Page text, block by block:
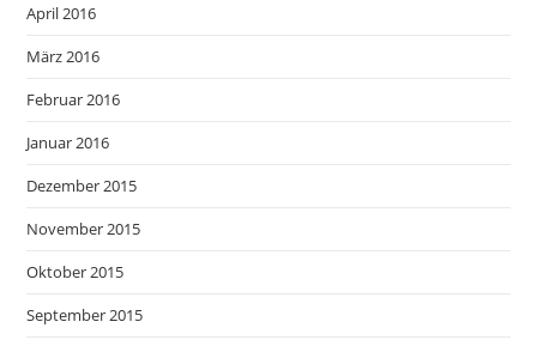
April 2016
März 2016
Februar 2016
Januar 2016
Dezember 2015
November 2015
Oktober 2015
September 2015